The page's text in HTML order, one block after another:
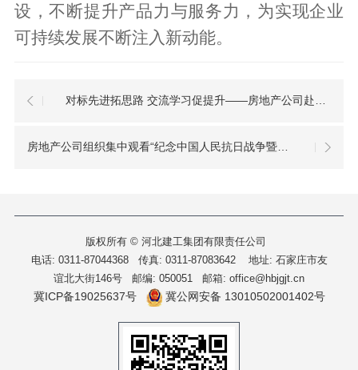
设，不断提升产品力与服务力，为实现企业
可持续发展不断注入新动能。
房地产公司组织集中观看“纪念中国人民抗日战争暨世界反法西斯战争胜利80周年大会”直播
版权所有 © 河北建工集团有限责任公司
电话: 0311-87044368 传真: 0311-87083642 地址: 石家庄市友
谊北大街146号 邮编: 050051 邮箱: office@hbjgjt.cn
冀ICP备19025637号 冀公网安备 13010502001402号